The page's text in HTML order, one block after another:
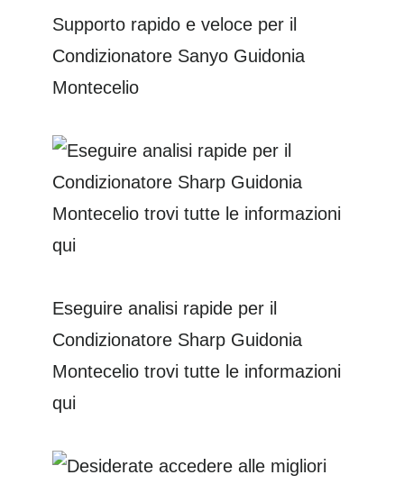
Supporto rapido e veloce per il
Condizionatore Sanyo Guidonia
Montecelio
Eseguire analisi rapide per il
Condizionatore Sharp Guidonia
Montecelio trovi tutte le informazioni
qui